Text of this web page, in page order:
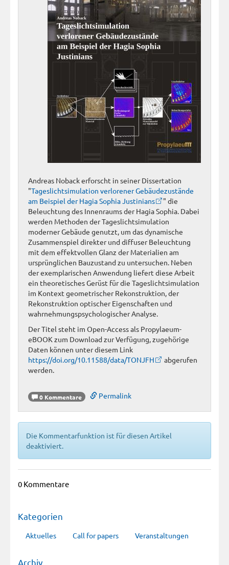
Andreas Noback erforscht in seiner Dissertation
"Tageslichtsimulation verlorener Gebäudezustände
am Beispiel der Hagia Sophia Justinians
" die
Beleuchtung des Innenraums der Hagia Sophia. Dabei
werden Methoden der Tageslichtsimulation
moderner Gebäude genutzt, um das dynamische
Zusammenspiel direkter und diffuser Beleuchtung
mit dem effektvollen Glanz der Materialien am
ursprünglichen Bauzustand zu untersuchen. Neben
der exemplarischen Anwendung liefert diese Arbeit
ein theoretisches Gerüst für die Tageslichtsimulation
im Kontext geometrischer Rekonstruktion, der
Rekonstruktion optischer Eigenschaften und
wahrnehmungspsychologischer Analyse.
Der Titel steht im Open-Access als Propylaeum-
eBOOK zum Download zur Verfügung, zugehörige
Daten können unter diesem Link
https://doi.org/10.11588/data/TONJFH
abgerufen
werden.
0 Kommentare Permalink
Die Kommentarfunktion ist für diesen Artikel
deaktiviert.
0 Kommentare
Kategorien
Aktuelles Call for papers Veranstaltungen
Archiv